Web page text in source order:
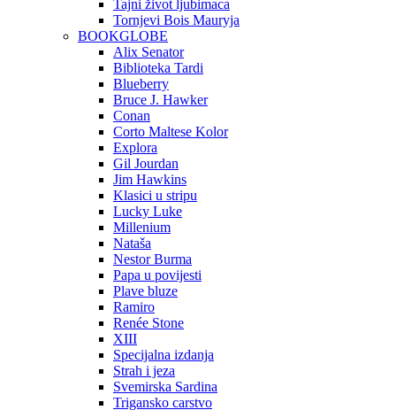
Tajni život ljubimaca
Tornjevi Bois Mauryja
BOOKGLOBE
Alix Senator
Biblioteka Tardi
Blueberry
Bruce J. Hawker
Conan
Corto Maltese Kolor
Explora
Gil Jourdan
Jim Hawkins
Klasici u stripu
Lucky Luke
Millenium
Nataša
Nestor Burma
Papa u povijesti
Plave bluze
Ramiro
Renée Stone
XIII
Specijalna izdanja
Strah i jeza
Svemirska Sardina
Trigansko carstvo